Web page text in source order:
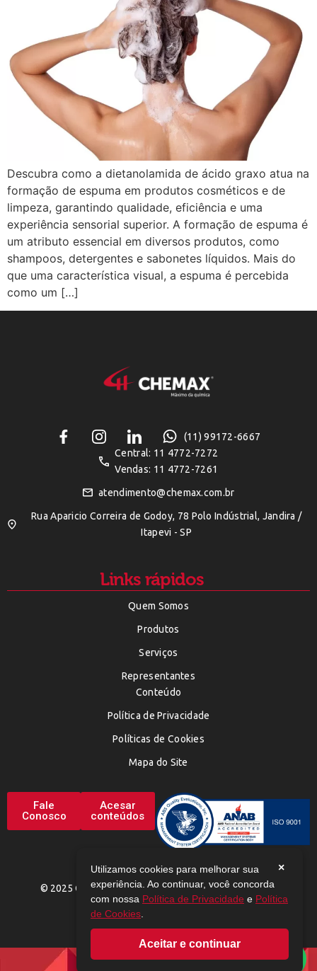
Descubra como a dietanolamida de ácido graxo atua na
formação de espuma em produtos cosméticos e de
limpeza, garantindo qualidade, eficiência e uma
experiência sensorial superior. A formação de espuma é
um atributo essencial em diversos produtos, como
shampoos, detergentes e sabonetes líquidos. Mais do
que uma característica visual, a espuma é percebida
como um […]
(11) 99172-6667
Central: 11 4772-7272
Vendas: 11 4772-7261
atendimento@chemax.com.br
Rua Aparicio Correira de Godoy, 78 Polo Indústrial, Jandira /
Itapevi - SP
Links rápidos
Quem Somos
Produtos
Serviços
Representantes
Conteúdo
Política de Privacidade
Políticas de Cookies
Mapa do Site
Fale
Conosco
Acesar
conteúdos
© 2025 CHEMAX. TODOS OS DIREITOS RESERVADOS
×
Utilizamos cookies para melhorar sua
experiência. Ao continuar, você concorda
com nossa Política de Privacidade e Política
de Cookies
Aceitar e continuar